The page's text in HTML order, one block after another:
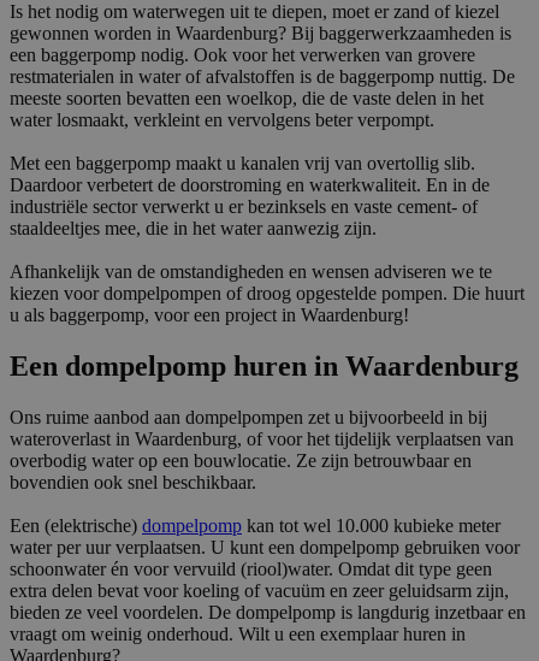
Is het nodig om waterwegen uit te diepen, moet er zand of kiezel
gewonnen worden in Waardenburg? Bij baggerwerkzaamheden is
een baggerpomp nodig. Ook voor het verwerken van grovere
restmaterialen in water of afvalstoffen is de baggerpomp nuttig. De
meeste soorten bevatten een woelkop, die de vaste delen in het
water losmaakt, verkleint en vervolgens beter verpompt.
Met een baggerpomp maakt u kanalen vrij van overtollig slib.
Daardoor verbetert de doorstroming en waterkwaliteit. En in de
industriële sector verwerkt u er bezinksels en vaste cement- of
staaldeeltjes mee, die in het water aanwezig zijn.
Afhankelijk van de omstandigheden en wensen adviseren we te
kiezen voor dompelpompen of droog opgestelde pompen. Die huurt
u als baggerpomp, voor een project in Waardenburg!
Een dompelpomp huren in Waardenburg
Ons ruime aanbod aan dompelpompen zet u bijvoorbeeld in bij
wateroverlast in Waardenburg, of voor het tijdelijk verplaatsen van
overbodig water op een bouwlocatie. Ze zijn betrouwbaar en
bovendien ook snel beschikbaar.
Een (elektrische) dompelpomp kan tot wel 10.000 kubieke meter
water per uur verplaatsen. U kunt een dompelpomp gebruiken voor
schoonwater én voor vervuild (riool)water. Omdat dit type geen
extra delen bevat voor koeling of vacuüm en zeer geluidsarm zijn,
bieden ze veel voordelen. De dompelpomp is langdurig inzetbaar en
vraagt om weinig onderhoud. Wilt u een exemplaar huren in
Waardenburg?